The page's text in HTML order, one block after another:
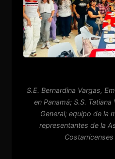
S.E. Bernardina Vargas,
en Panamá; S.S.
General; equipo de la
representantes de la
Costarricenses